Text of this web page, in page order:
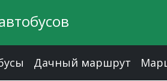
Дачный маршрут